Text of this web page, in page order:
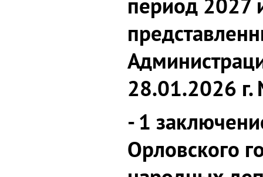
период 2027
28.01.2026
- 1
Орловского